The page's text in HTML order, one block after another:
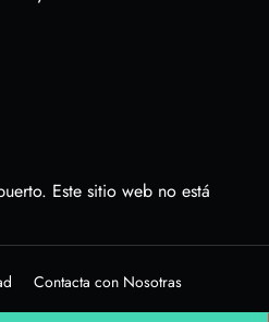
Este sitio web no está
Contacta con Nosotras